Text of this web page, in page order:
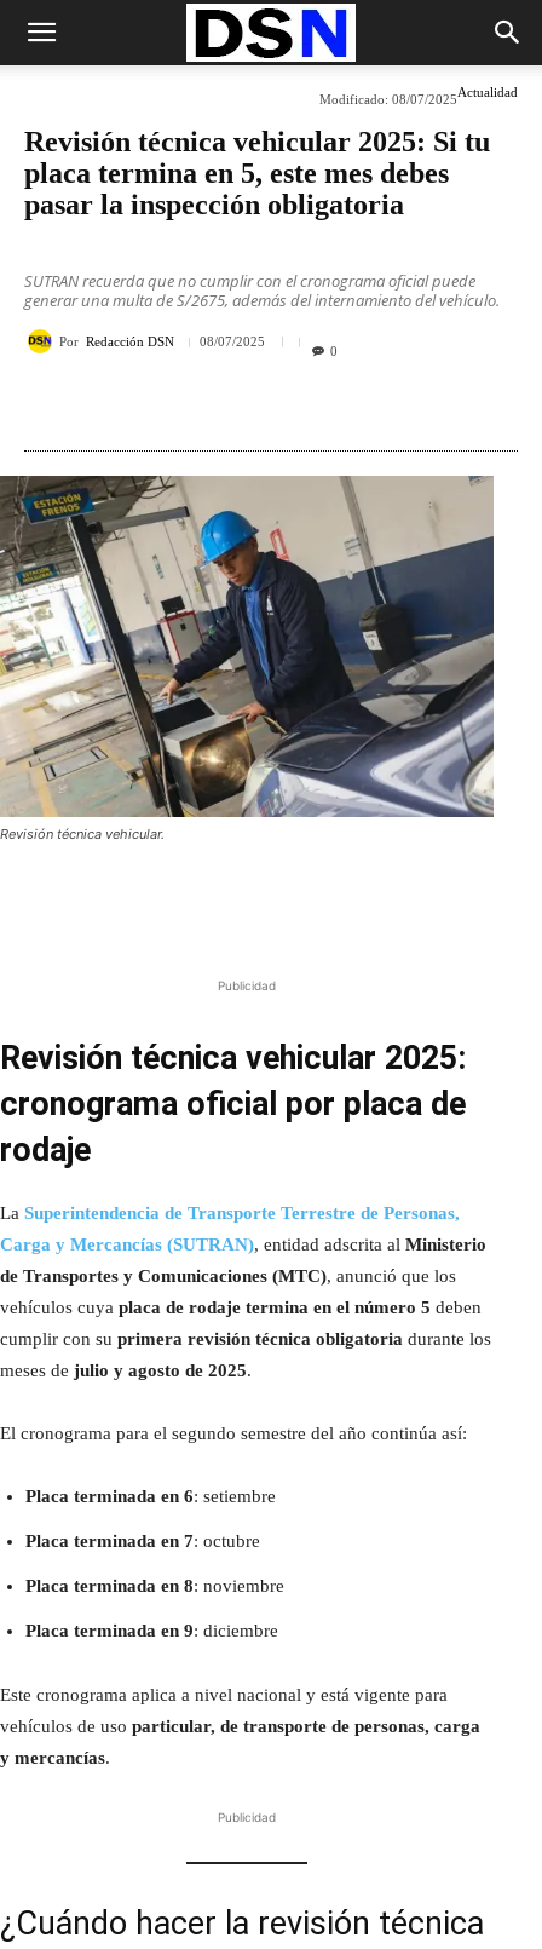
Actualidad
Modificado: 08/07/2025
Revisión técnica vehicular 2025: Si tu
placa termina en 5, este mes debes
pasar la inspección obligatoria
SUTRAN recuerda que no cumplir con el cronograma oficial puede
generar una multa de S/2675, además del internamiento del vehículo.
Por Redacción DSN 08/07/2025
0
Revisión técnica vehicular.
Publicidad
Revisión técnica vehicular 2025:
cronograma oficial por placa de
rodaje
La Superintendencia de Transporte Terrestre de Personas,
Carga y Mercancías (SUTRAN), entidad adscrita al Ministerio
de Transportes y Comunicaciones (MTC), anunció que los
vehículos cuya placa de rodaje termina en el número 5 deben
cumplir con su primera revisión técnica obligatoria durante los
meses de julio y agosto de 2025.
El cronograma para el segundo semestre del año continúa así:
Placa terminada en 6: setiembre
Placa terminada en 7: octubre
Placa terminada en 8: noviembre
Placa terminada en 9: diciembre
Este cronograma aplica a nivel nacional y está vigente para
vehículos de uso particular, de transporte de personas, carga
y mercancías.
Publicidad
¿Cuándo hacer la revisión técnica